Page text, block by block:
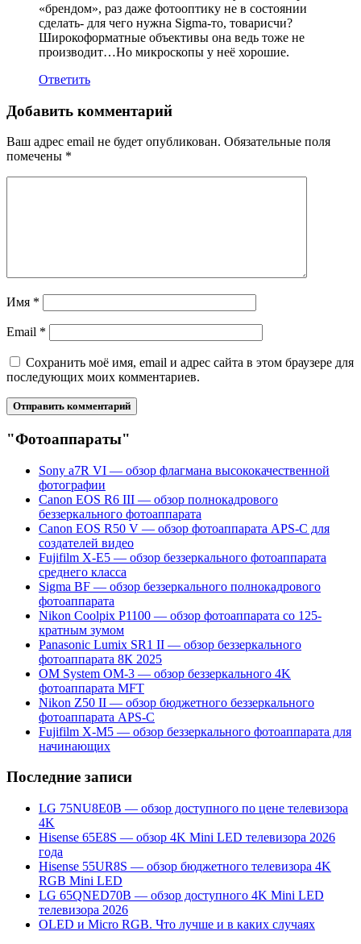
«брендом», раз даже фотооптику не в состоянии
сделать- для чего нужна Sigma-то, товарисчи?
Широкоформатные объективы она ведь тоже не
производит…Но микроскопы у неё хорошие.
Ответить
Добавить комментарий
Ваш адрес email не будет опубликован. Обязательные поля
помечены *
Имя *
Email *
Сохранить моё имя, email и адрес сайта в этом браузере для
последующих моих комментариев.
"Фотоаппараты"
Sony a7R VI — обзор флагмана высококачественной
фотографии
Canon EOS R6 III — обзор полнокадрового
беззеркального фотоаппарата
Canon EOS R50 V — обзор фотоаппарата APS-C для
создателей видео
Fujifilm X-E5 — обзор беззеркального фотоаппарата
среднего класса
Sigma BF — обзор беззеркального полнокадрового
фотоаппарата
Nikon Coolpix P1100 — обзор фотоаппарата со 125-
кратным зумом
Panasonic Lumix SR1 II — обзор беззеркального
фотоаппарата 8К 2025
OM System OM-3 — обзор беззеркального 4K
фотоаппарата MFT
Nikon Z50 II — обзор бюджетного беззеркального
фотоаппарата APS-C
Fujifilm X-M5 — обзор беззеркального фотоаппарата для
начинающих
Последние записи
LG 75NU8E0B — обзор доступного по цене телевизора
4K
Hisense 65E8S — обзор 4K Mini LED телевизора 2026
года
Hisense 55UR8S — обзор бюджетного телевизора 4K
RGB Mini LED
LG 65QNED70B — обзор доступного 4K Mini LED
телевизора 2026
OLED и Micro RGB. Что лучше и в каких случаях